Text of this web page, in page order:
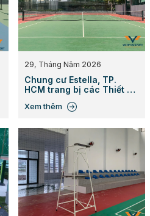
29, Tháng Năm 2026
Chung cư Estella, TP.
HCM trang bị các Thiết bị
Xem thêm